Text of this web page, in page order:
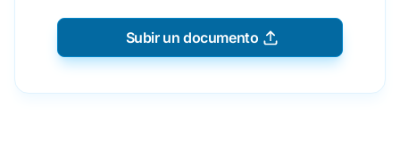
Subir un documento